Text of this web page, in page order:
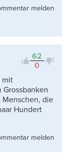
melden
62
0
mit
die
Hundert
melden